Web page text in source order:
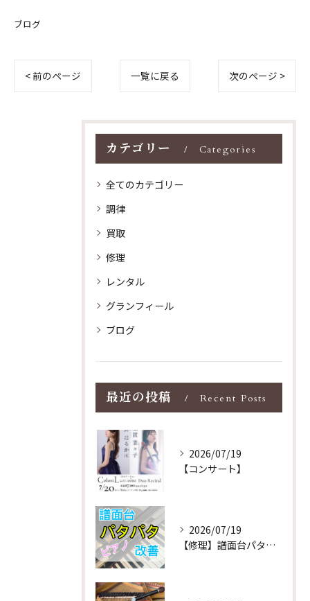
ブログ
< 前のページ 一覧に戻る 次のページ >
カテゴリー Categories
全てのカテゴリー
調律
買取
修理
レンタル
グランフィール
ブログ
最近の投稿 Recent Posts
2026/07/19
【コンサート】
2026/07/19
【修理】譜面台パタパタを改善！ストレス解消！